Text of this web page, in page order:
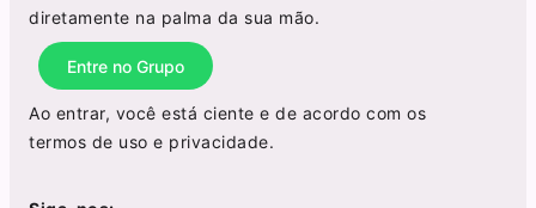
diretamente na palma da sua mão.
Entre no Grupo
Ao entrar, você está ciente e de acordo com os
termos de uso e privacidade.